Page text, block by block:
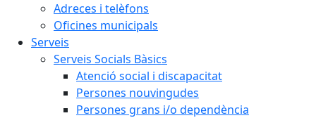
Adreces i telèfons
Oficines municipals
Serveis
Serveis Socials Bàsics
Atenció social i discapacitat
Persones nouvingudes
Persones grans i/o dependència